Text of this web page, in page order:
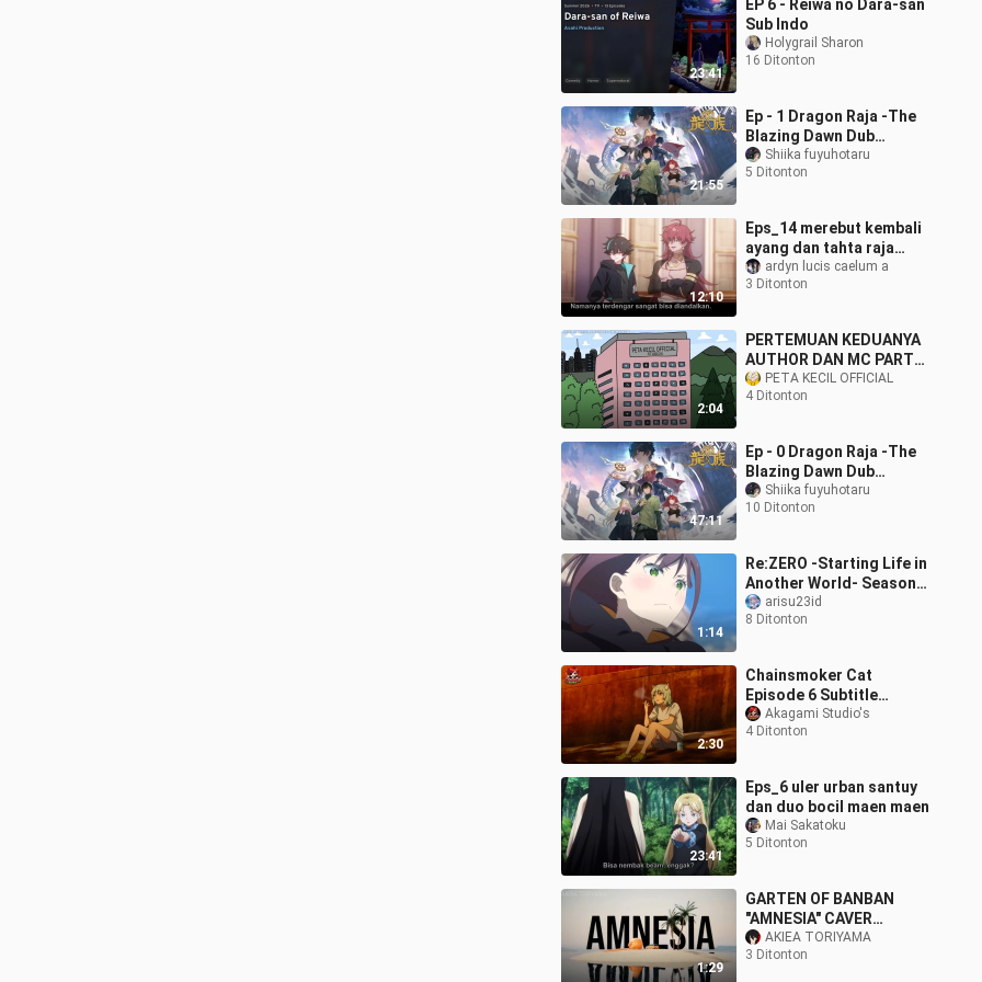
23:41
EP 6 - Reiwa no Dara-san
Sub Indo
Holygrail Sharon
16 Ditonton
21:55
Ep - 1 Dragon Raja -The
Blazing Dawn Dub
Jepang [SUB INDO]
Shiika fuyuhotaru
5 Ditonton
12:10
Eps_14 merebut kembali
ayang dan tahta raja
kesurupan
ardyn lucis caelum a
3 Ditonton
2:04
PERTEMUAN KEDUANYA
AUTHOR DAN MC PART
1-2PETA KECIL OFFICIAL
4 Ditonton
47:11
Ep - 0 Dragon Raja -The
Blazing Dawn Dub
Jepang [SUB INDO]
Shiika fuyuhotaru
10 Ditonton
1:14
Re:ZERO -Starting Life in
Another World- Season 4
Recapture Arc| 12
Agustus 2026
arisu23id
8 Ditonton
2:30
Chainsmoker Cat
Episode 6 Subtitle
Indonesia - Ngudud
santuy ala Yani & Tenda
Akagami Studio's
4 Ditonton
23:41
Eps_6 uler urban santuy
dan duo bocil maen maen
Mai Sakatoku
5 Ditonton
1:29
GARTEN OF BANBAN
"AMNESIA" CAVER
VERSION INDONESIA BY
AKIRA TORIYAMA
AKIEA TORIYAMA
3 Ditonton